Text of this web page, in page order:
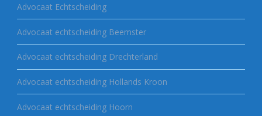
Advocaat Echtscheiding
Advocaat echtscheiding Beemster
Advocaat echtscheiding Drechterland
Advocaat echtscheiding Hollands Kroon
Advocaat echtscheiding Hoorn